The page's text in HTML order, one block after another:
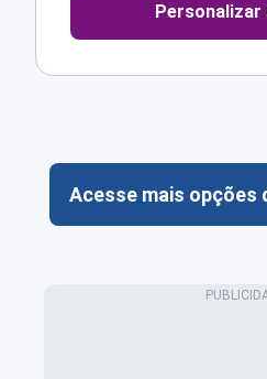
Personalizar
Acesse mais opções